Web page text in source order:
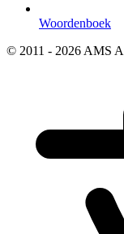
Woordenboek
© 2011 - 2026 AMS